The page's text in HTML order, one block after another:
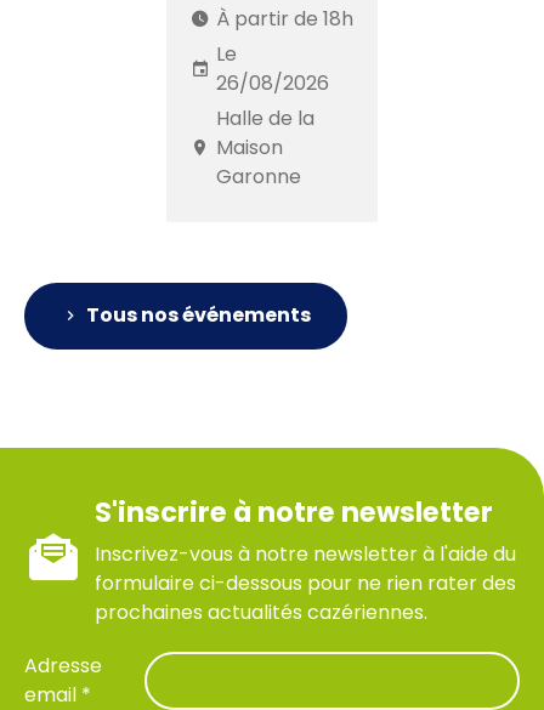
À partir de 18h
Le
26/08/2026
Halle de la
Maison
Garonne
Tous nos événements
S'inscrire à notre newsletter
Inscrivez-vous à notre newsletter à l'aide du
formulaire ci-dessous pour ne rien rater des
prochaines actualités cazériennes.
Adresse
email *